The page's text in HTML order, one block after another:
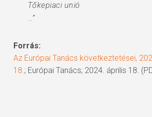
Tőkepiaci unió
…”
Forrás:
Az Európai Tanács következtetései,
18.; Európai Tanács; 2024. április 18.